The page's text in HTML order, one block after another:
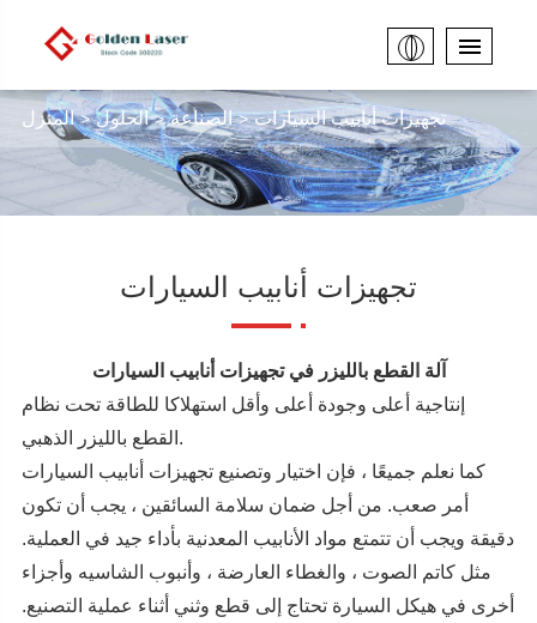
المنزل الحلول الصناعة تجهيزات أنابيب السيارات
تجهيزات أنابيب السيارات
آلة القطع بالليزر في تجهيزات أنابيب السيارات
إنتاجية أعلى وجودة أعلى وأقل استهلاكا للطاقة تحت نظام
القطع بالليزر الذهبي.
كما نعلم جميعًا ، فإن اختيار وتصنيع تجهيزات أنابيب السيارات
أمر صعب. من أجل ضمان سلامة السائقين ، يجب أن تكون
دقيقة ويجب أن تتمتع مواد الأنابيب المعدنية بأداء جيد في العملية.
مثل كاتم الصوت ، والغطاء العارضة ، وأنبوب الشاسيه وأجزاء
أخرى في هيكل السيارة تحتاج إلى قطع وثني أثناء عملية التصنيع.